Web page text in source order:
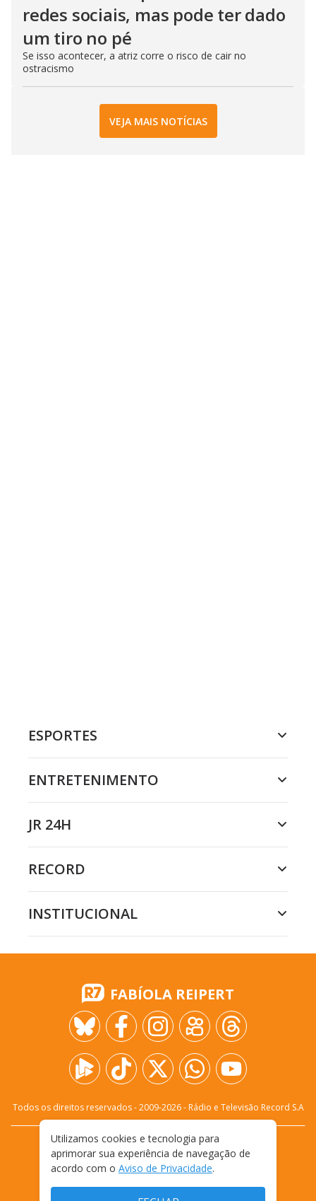
redes sociais, mas pode ter dado
um tiro no pé
Se isso acontecer, a atriz corre o risco de cair no
ostracismo
VEJA MAIS NOTÍCIAS
ESPORTES
ENTRETENIMENTO
JR 24H
RECORD
INSTITUCIONAL
FABÍOLA REIPERT
Todos os direitos reservados - 2009-2026- Rádio e Televisão Record S.A
FALE CONOSCO
PRIVACIDADE
TERMOS E CONDIÇÕES DE USO
Utilizamos cookies e tecnologia para
aprimorar sua experiência de navegação de
acordo com o Aviso de Privacidade.